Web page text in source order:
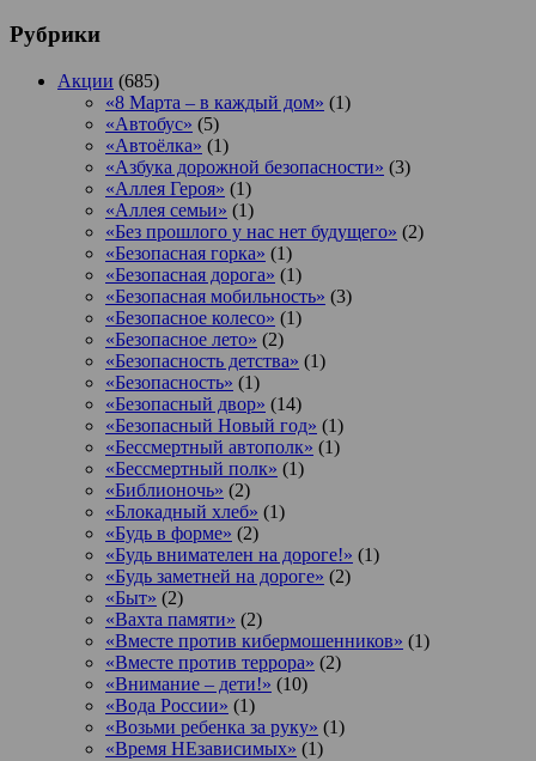
Рубрики
Акции (685)
«8 Марта – в каждый дом» (1)
«Автобус» (5)
«Автоёлка» (1)
«Азбука дорожной безопасности» (3)
«Аллея Героя» (1)
«Аллея семьи» (1)
«Без прошлого у нас нет будущего» (2)
«Безопасная горка» (1)
«Безопасная дорога» (1)
«Безопасная мобильность» (3)
«Безопасное колесо» (1)
«Безопасное лето» (2)
«Безопасность детства» (1)
«Безопасность» (1)
«Безопасный двор» (14)
«Безопасный Новый год» (1)
«Бессмертный автополк» (1)
«Бессмертный полк» (1)
«Библионочь» (2)
«Блокадный хлеб» (1)
«Будь в форме» (2)
«Будь внимателен на дороге!» (1)
«Будь заметней на дороге» (2)
«Быт» (2)
«Вахта памяти» (2)
«Вместе против кибермошенников» (1)
«Вместе против террора» (2)
«Внимание – дети!» (10)
«Вода России» (1)
«Возьми ребенка за руку» (1)
«Время НЕзависимых» (1)